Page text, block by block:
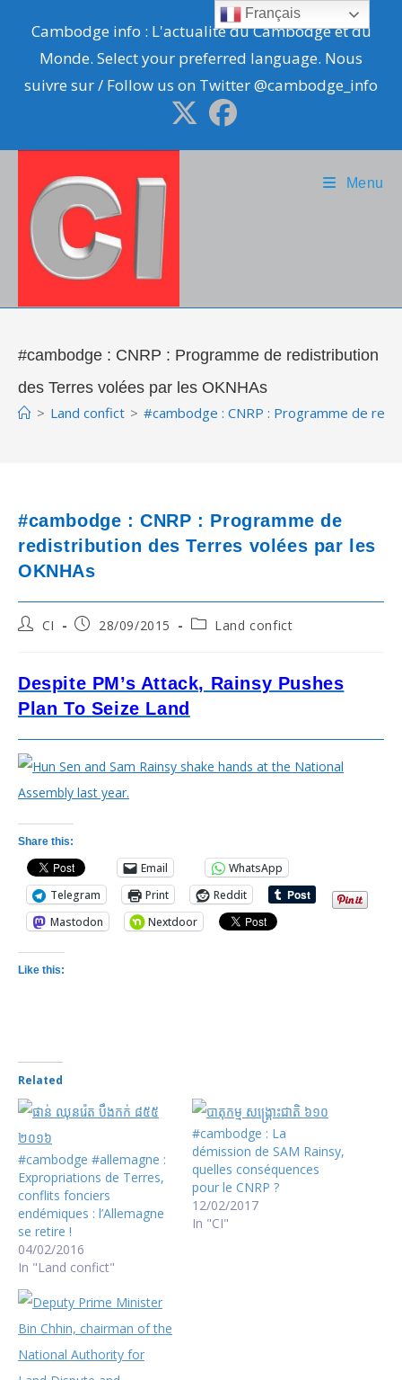
content
Cambodge info : L'actualité du Cambodge et du
Monde. Select your preferred language. Nous
suivre sur / Follow us on Twitter @cambodge_info
Menu
#cambodge : CNRP : Programme de redistribution
des Terres volées par les OKNHAs
> Land confict > #cambodge : CNRP : Programme de
#cambodge : CNRP : Programme de
redistribution des Terres volées par les
OKNHAs
PostCI
Post28/09/2015
PostLand confict
Despite PM’s Attack, Rainsy Pushes
Plan To Seize Land
Share this:
Email
WhatsApp
Telegram
Print
Reddit
Mastodon
Nextdoor
Like this:
Related
#cambodge #allemagne :
Expropriations de Terres,
conflits fonciers
endémiques : l’Allemagne
se retire !
04/02/2016
In "Land confict"
#cambodge : La
démission de SAM Rainsy,
quelles conséquences
pour le CNRP ?
12/02/2017
In "CI"
Français